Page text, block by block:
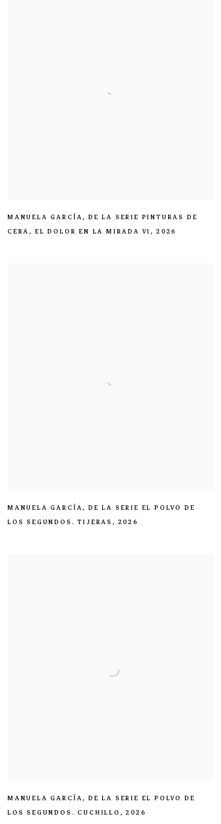
MANUELA GARCÍA, DE LA SERIE PINTURAS DE
CERA, EL DOLOR EN LA MIRADA VI, 2026
MANUELA GARCÍA, DE LA SERIE EL POLVO DE
LOS SEGUNDOS. TIJERAS , 2026
MANUELA GARCÍA, DE LA SERIE EL POLVO DE
LOS SEGUNDOS. CUCHILLO ,2026